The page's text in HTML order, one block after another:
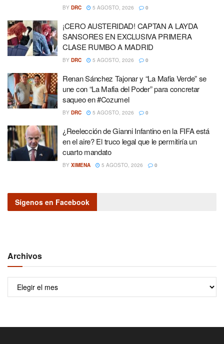
BY DRC 5 AGOSTO, 2026 0
¡CERO AUSTERIDAD! CAPTAN A LAYDA
SANSORES EN EXCLUSIVA PRIMERA
CLASE RUMBO A MADRID
BY DRC 5 AGOSTO, 2026 0
Renan Sánchez Tajonar y “La Mafia Verde” se
une con “La Mafia del Poder” para concretar
saqueo en #Cozumel
BY DRC 5 AGOSTO, 2026 0
¿Reelección de Gianni Infantino en la FIFA está
en el aire? El truco legal que le permitiría un
cuarto mandato
BY XIMENA 5 AGOSTO, 2026 0
Sígenos en Facebook
Archivos